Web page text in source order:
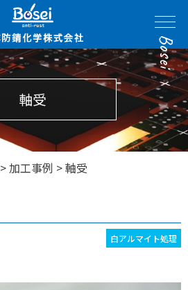
Bosei
軸受
>加工事例 >軸受
白アルマイト処理